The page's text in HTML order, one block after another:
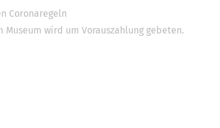
Coronaregeln
Museum wird um Vorauszahlung gebeten.